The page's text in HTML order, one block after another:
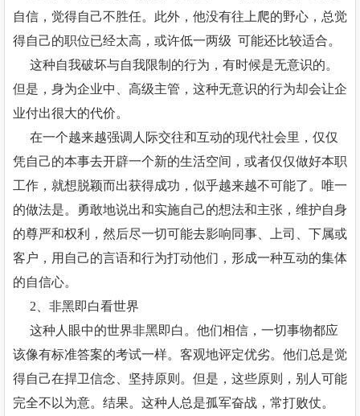
自信，觉得自己不胜任。此外，他没有往上爬的野心，总觉
得自己的职位已经太高，或许低一两级 可能还比较适合。
这种自我破坏与自我限制的行为，有时候是无意识的。
但是，身为企业中、高级主管，这种无意识的行为却会让企
业付出很大的代价。
在一个越来越强调人际交往和互动的现代社会里，仅仅
凭自己的本事去开辟一个新的生活空间，或者仅仅做好本职
工作，就想脱颖而出获得成功，似乎越来越不可能了。唯一
的做法是。勇敢地说出和实施自己的想法和主张，维护自身
的尊严和权利，然后尽一切可能去影响同事、上司、下属或
客户，用自己的言语和行为打动他们，形成一种互动的集体
的自信心。
2、非黑即白看世界
这种人眼中的世界非黑即白。他们相信，一切事物都应
该像有标准答案的考试一样。客观地评定优劣。他们总是觉
得自己在捍卫信念、坚持原则。但是，这些原则，别人可能
完全不以为意。结果。这种人总是孤军奋战，常打败仗。